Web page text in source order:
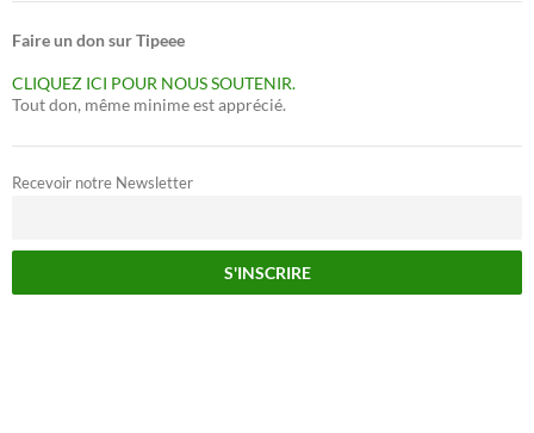
Faire un don sur Tipeee
CLIQUEZ ICI POUR NOUS SOUTENIR.
Tout don, même minime est apprécié.
Recevoir notre Newsletter